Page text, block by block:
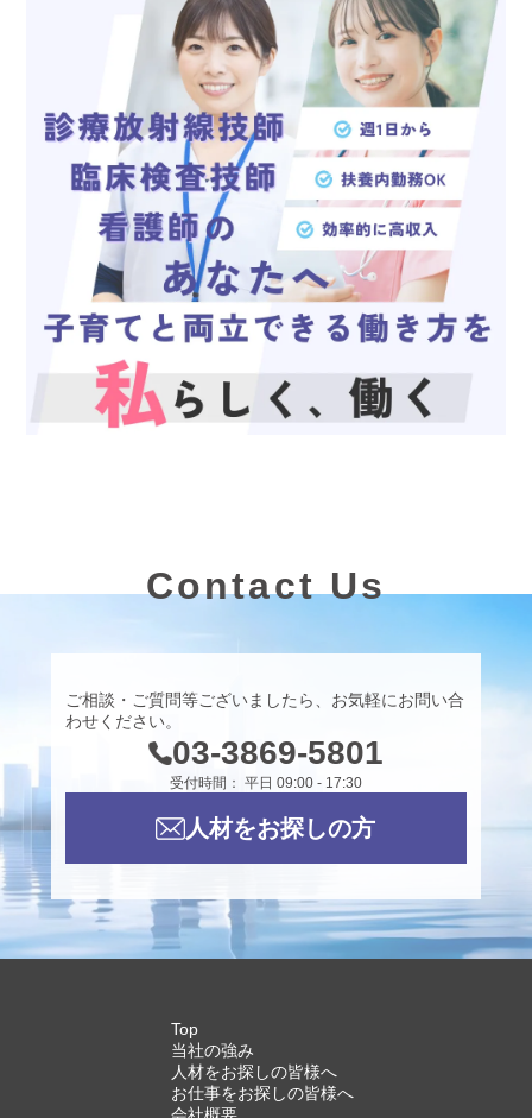
Contact Us
ご相談・ご質問等ございましたら、お気軽にお問い合
わせください。
03-3869-5801
受付時間： 平日 09:00 - 17:30
人材をお探しの方
Top
当社の強み
人材をお探しの皆様へ
お仕事をお探しの皆様へ